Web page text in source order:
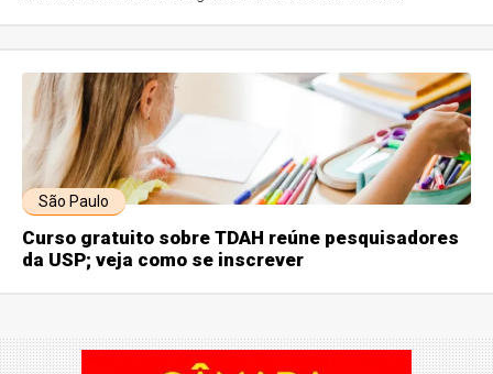
São Paulo
Curso gratuito sobre TDAH reúne pesquisadores
da USP; veja como se inscrever